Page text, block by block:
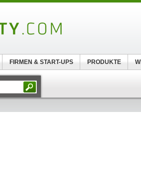
FIRMEN & START-UPS PRODUKTE